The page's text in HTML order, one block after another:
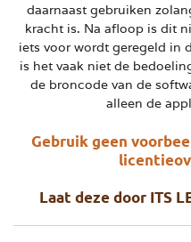
daarnaast gebruiken
kracht is. Na afloop is dit
iets voor wordt geregeld in
is het vaak niet de
de broncode van de
alleen de
Gebruik geen
Laat deze door ITS